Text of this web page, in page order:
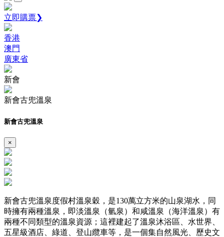
立即購票❯
香港
澳門
廣東省
新會
新會古兜溫泉
新會古兜溫泉
×
新會古兜溫泉度假村溫泉穀，是130萬立方米的山泉湖水，同
時擁有兩種溫泉，即淡溫泉（氫泉）和咸溫泉（海洋溫泉）有
兩種不同類型的溫泉資源；這裡建起了溫泉沐浴區、水世界、
五星級酒店、綠道、登山纜車等，是一個集自然風光、歷史文